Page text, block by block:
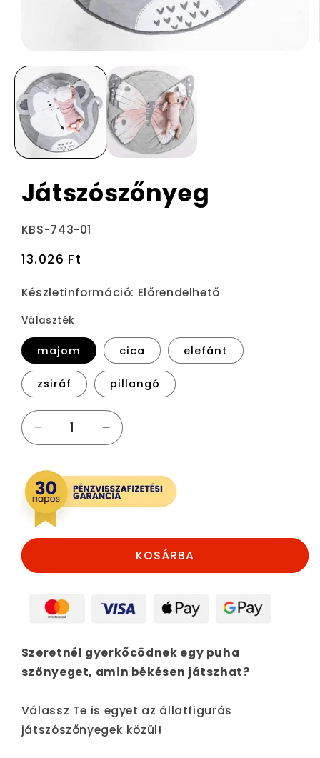
Játszószőnyeg
Termékváltozat:
KBS-743-01
Normál
13.026 Ft
Készletinformáció: Előrendelhető
Választék
majom cica elefánt
zsiráf pillangó
Játszószőnyeg
mennyiségének
Játszószőnyeg
mennyiségének
KOSÁRBA
Szeretnél gyerkőcödnek egy puha
szőnyeget, amin békésen játszhat?
Válassz Te is egyet az állatfigurás
játszószőnyegek közül!